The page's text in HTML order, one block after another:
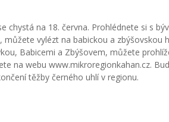
chystá na 18. června. Prohlédnete si s
vylézt na babickou a zbýšovskou
Babicemi a Zbýšovem, můžete
na webu www.mikroregionkahan.cz.
těžby černého uhlí v regionu.